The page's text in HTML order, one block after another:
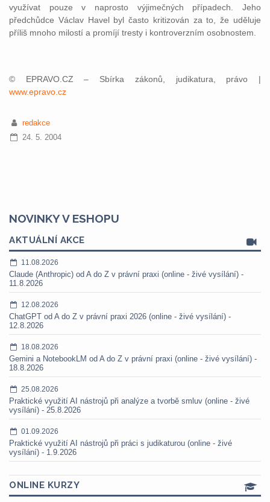
využívat pouze v naprosto výjimečných případech. Jeho
předchůdce Václav Havel byl často kritizován za to, že uděluje
příliš mnoho milostí a promíjí tresty i kontroverzním osobnostem.
© EPRAVO.CZ – Sbírka zákonů, judikatura, právo |
www.epravo.cz
redakce
24. 5. 2004
NOVINKY V ESHOPU
AKTUÁLNÍ AKCE
11.08.2026
Claude (Anthropic) od A do Z v právní praxi (online - živé vysílání) -
11.8.2026
12.08.2026
ChatGPT od A do Z v právní praxi 2026 (online - živé vysílání) -
12.8.2026
18.08.2026
Gemini a NotebookLM od A do Z v právní praxi (online - živé vysílání) -
18.8.2026
25.08.2026
Praktické využití AI nástrojů při analýze a tvorbě smluv (online - živé
vysílání) - 25.8.2026
01.09.2026
Praktické využití AI nástrojů při práci s judikaturou (online - živé
vysílání) - 1.9.2026
ONLINE KURZY